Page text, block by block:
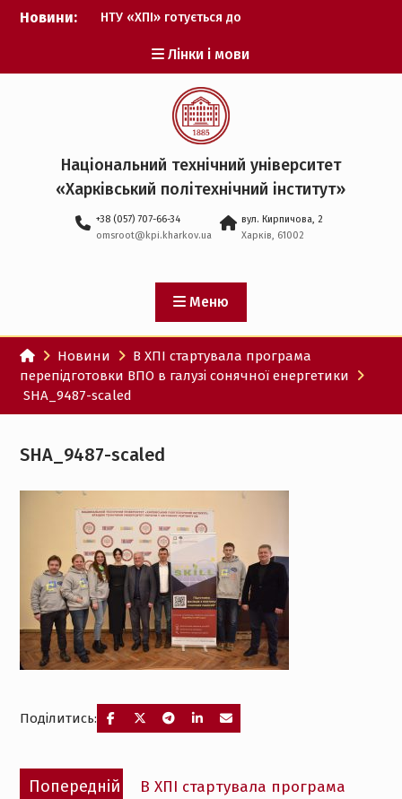
Перейти
Новини:
НТУ «ХПІ» готується до
Музичні таланти ХПІ
запрошуються на
Всеукраїнський
фестиваль «Червона
рута – 2027»
ХПІ уклав угоду про
партнерство з ДержНДІ
технологій кібербезпеки
Головнокомандувачем
Збройних Сил України
участю ХПІ обговорили
перспективи українсько-
іспанського
технологічного
партнерства
Лінки і мови
Національний технічний університет
«Харківський політехнічний iнститут»
+38 (057) 707-66-34
omsroot@kpi.kharkov.ua
вул. Кирпичова, 2
Харків, 61002
Меню
Новини
В ХПІ стартувала програма
перепідготовки ВПО в галузі сонячної енергетики
SHA_9487-scaled
SHA_9487-scaled
Поділитись:
Навігація
записів
Попередній
Попередній
В ХПІ стартувала програма